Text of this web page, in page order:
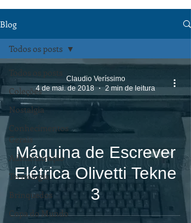
Blog
Todos os posts
Coleções
Nostalgia
Conhecimentos
Gerais
Administração
Tecnologia
Brinquedos
Copa do Mundo
Todos os posts
Máquina de Escrever
Elétrica Olivetti Tekne
3
Claudio Veríssimo
4 de mai. de 2018
2 min de leitura